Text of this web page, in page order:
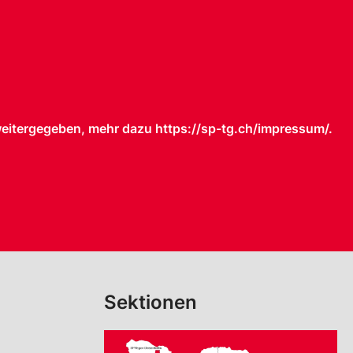
mehr dazu https://sp-tg.ch/impressum/.
Sektionen